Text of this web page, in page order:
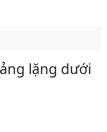
lặng dưới